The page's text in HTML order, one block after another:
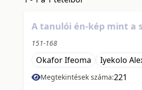
A tanulói én-kép mint a
151-168
Okafor Ifeoma Iyekolo
Megtekintések száma:221